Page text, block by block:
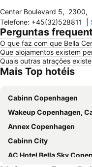
Center Boulevard 5, 2300,
Telefone: +45(32)528811
Perguntas
O que faz com que Bella
Que alojamentos existem
Quais outras atrações
Mais Top hotéis
Cabinn Copenhagen
Wakeup Copenhagen, Carsten Niebuhrs
Annex Copenhagen
Cabinn City
AC Hotel Bella Sky